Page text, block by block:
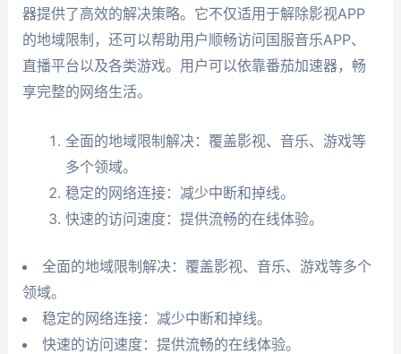
器提供了高效的解决策略。它不仅适用于解除影视APP
的地域限制，还可以帮助用户顺畅访问国服音乐APP、
直播平台以及各类游戏。用户可以依靠番茄加速器，畅
享完整的网络生活。
全面的地域限制解决：覆盖影视、音乐、游戏等
多个领域。
稳定的网络连接：减少中断和掉线。
快速的访问速度：提供流畅的在线体验。
全面的地域限制解决：覆盖影视、音乐、游戏等多个
领域。
稳定的网络连接：减少中断和掉线。
快速的访问速度：提供流畅的在线体验。